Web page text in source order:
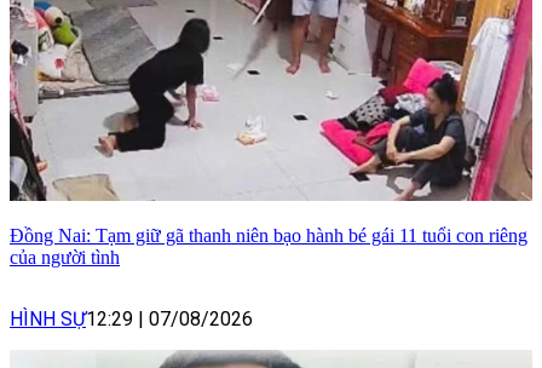
Đồng Nai: Tạm giữ gã thanh niên bạo hành bé gái 11 tuổi con riêng
của người tình
HÌNH SỰ12:29 07/08/2026